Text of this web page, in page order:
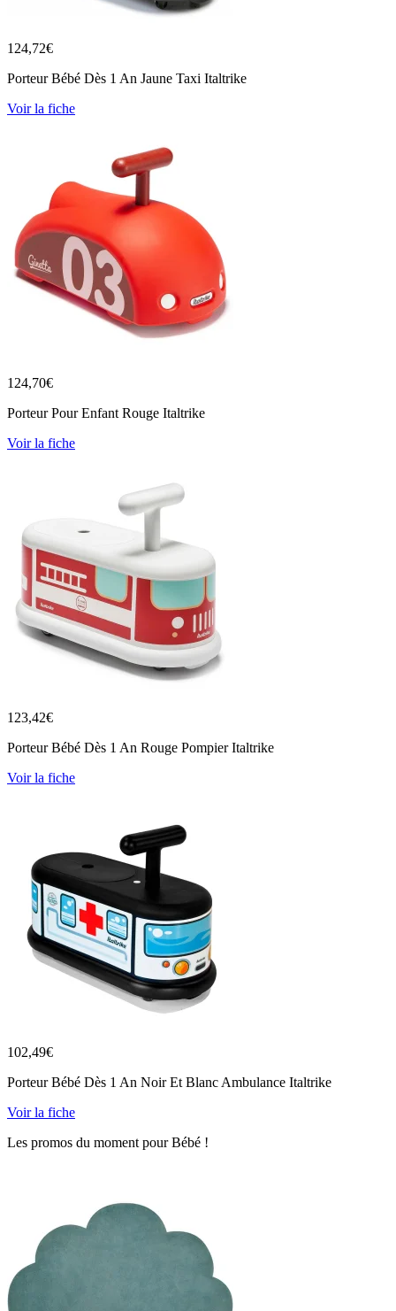
124,72€
Porteur Bébé Dès 1 An Jaune Taxi Italtrike
Voir la fiche
124,70€
Porteur Pour Enfant Rouge Italtrike
Voir la fiche
123,42€
Porteur Bébé Dès 1 An Rouge Pompier Italtrike
Voir la fiche
102,49€
Porteur Bébé Dès 1 An Noir Et Blanc Ambulance Italtrike
Voir la fiche
Les promos du moment pour Bébé !